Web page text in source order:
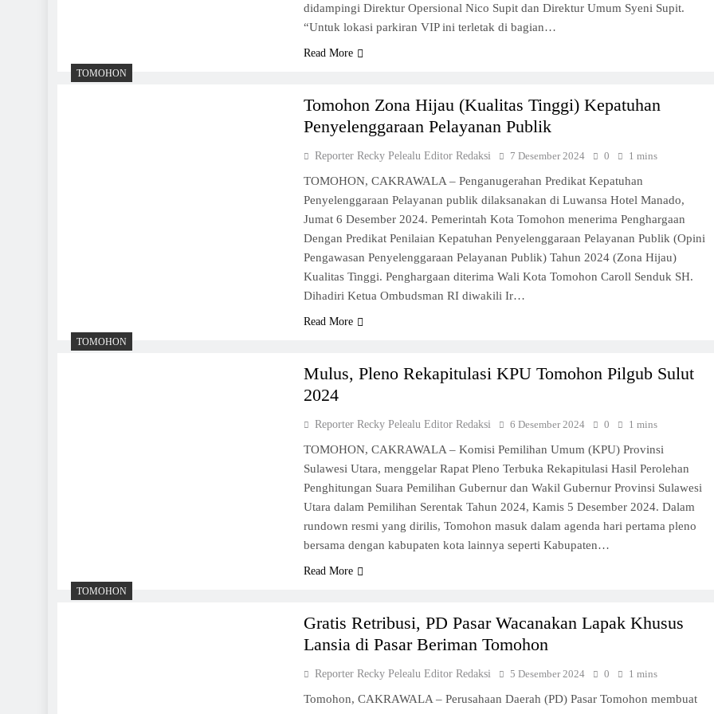
didampingi Direktur Opersional Nico Supit dan Direktur Umum Syeni Supit.
“Untuk lokasi parkiran VIP ini terletak di bagian…
Read More
TOMOHON
Tomohon Zona Hijau (Kualitas Tinggi) Kepatuhan
Penyelenggaraan Pelayanan Publik
Reporter Recky Pelealu Editor Redaksi 7 Desember 2024 0 1 mins
TOMOHON, CAKRAWALA – Penganugerahan Predikat Kepatuhan
Penyelenggaraan Pelayanan publik dilaksanakan di Luwansa Hotel Manado,
Jumat 6 Desember 2024. Pemerintah Kota Tomohon menerima Penghargaan
Dengan Predikat Penilaian Kepatuhan Penyelenggaraan Pelayanan Publik (Opini
Pengawasan Penyelenggaraan Pelayanan Publik) Tahun 2024 (Zona Hijau)
Kualitas Tinggi. Penghargaan diterima Wali Kota Tomohon Caroll Senduk SH.
Dihadiri Ketua Ombudsman RI diwakili Ir…
Read More
TOMOHON
Mulus, Pleno Rekapitulasi KPU Tomohon Pilgub Sulut
2024
Reporter Recky Pelealu Editor Redaksi 6 Desember 2024 0 1 mins
TOMOHON, CAKRAWALA – Komisi Pemilihan Umum (KPU) Provinsi
Sulawesi Utara, menggelar Rapat Pleno Terbuka Rekapitulasi Hasil Perolehan
Penghitungan Suara Pemilihan Gubernur dan Wakil Gubernur Provinsi Sulawesi
Utara dalam Pemilihan Serentak Tahun 2024, Kamis 5 Desember 2024. Dalam
rundown resmi yang dirilis, Tomohon masuk dalam agenda hari pertama pleno
bersama dengan kabupaten kota lainnya seperti Kabupaten…
Read More
TOMOHON
Gratis Retribusi, PD Pasar Wacanakan Lapak Khusus
Lansia di Pasar Beriman Tomohon
Reporter Recky Pelealu Editor Redaksi 5 Desember 2024 0 1 mins
Tomohon, CAKRAWALA – Perusahaan Daerah (PD) Pasar Tomohon membuat